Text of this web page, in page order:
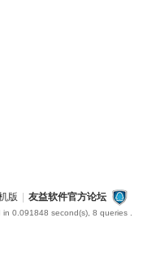
版 友益软件官方论坛
in 0.091848 second(s), 8 queries .